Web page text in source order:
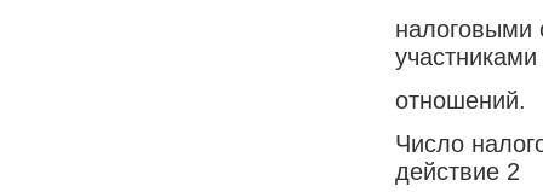
налоговыми
отношений.
Число
действие 2